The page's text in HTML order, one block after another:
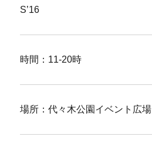
S’16
時間：11-20時
場所：代々木公園イベント広場